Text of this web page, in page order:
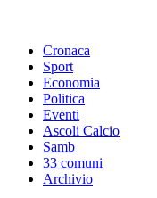
Cronaca
Sport
Economia
Politica
Eventi
Ascoli Calcio
Samb
33 comuni
Archivio